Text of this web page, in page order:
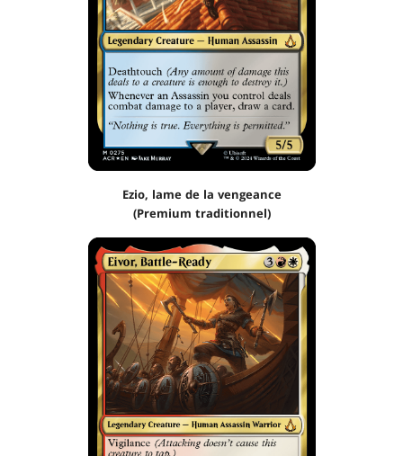
Ezio, lame de la vengeance
(Premium traditionnel)